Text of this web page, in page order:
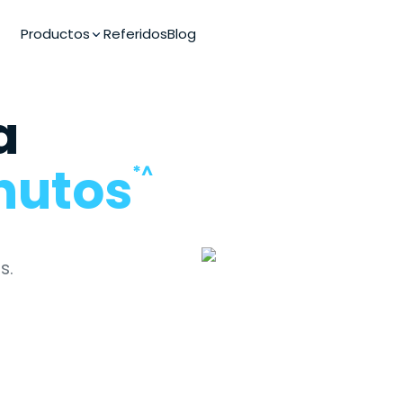
Productos ReferidosBlog
*^